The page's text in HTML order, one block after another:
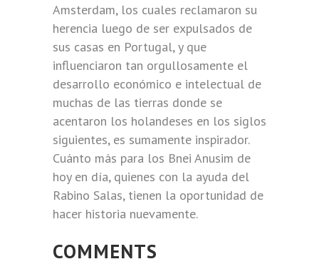
Amsterdam, los cuales reclamaron su
herencia luego de ser expulsados de
sus casas en Portugal, y que
influenciaron tan orgullosamente el
desarrollo económico e intelectual de
muchas de las tierras donde se
acentaron los holandeses en los siglos
siguientes, es sumamente inspirador.
Cuánto más para los Bnei Anusim de
hoy en día, quienes con la ayuda del
Rabino Salas, tienen la oportunidad de
hacer historia nuevamente.
COMMENTS